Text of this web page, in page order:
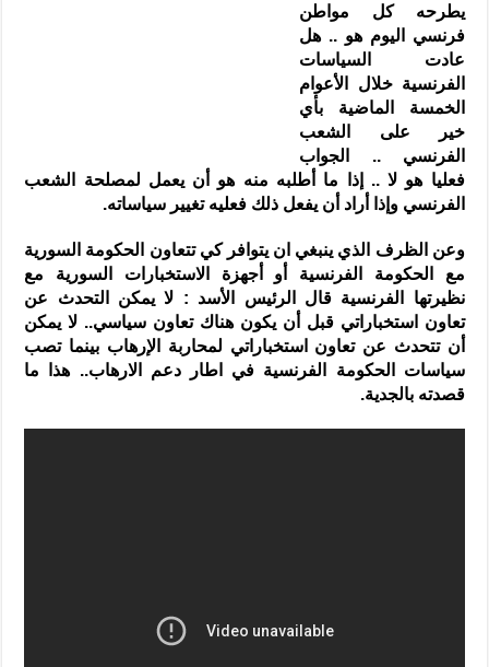
يطرحه كل مواطن
فرنسي اليوم هو .. هل
عادت السياسات
الفرنسية خلال الأعوام
الخمسة الماضية بأي
خير على الشعب
الفرنسي .. الجواب
فعليا هو لا .. إذا ما أطلبه منه هو أن يعمل لمصلحة الشعب
الفرنسي وإذا أراد أن يفعل ذلك فعليه تغيير سياساته.
وعن الظرف الذي ينبغي ان يتوافر كي تتعاون الحكومة السورية
مع الحكومة الفرنسية أو أجهزة الاستخبارات السورية مع
نظيرتها الفرنسية قال الرئيس الأسد : لا يمكن التحدث عن
تعاون استخباراتي قبل أن يكون هناك تعاون سياسي.. لا يمكن
أن تتحدث عن تعاون استخباراتي لمحاربة الإرهاب بينما تصب
سياسات الحكومة الفرنسية في اطار دعم الارهاب.. هذا ما
قصدته بالجدية.